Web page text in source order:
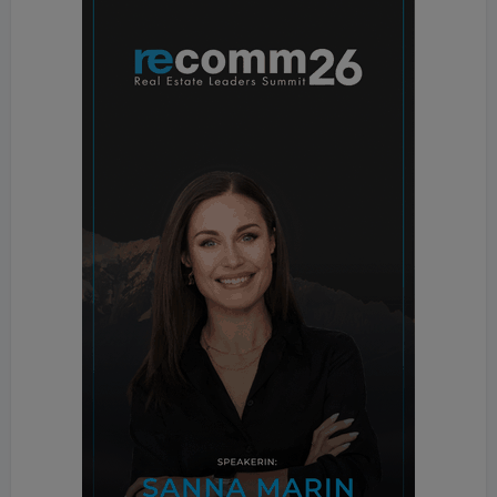
Entwicklung zeigt, dass moderne Klimasysteme
Almir Karagic, Sales Manager Residential bei Daikin
Österreich, und verweist zeitgleich auf den
immensen Aufklärungsbedarf der Endkund:innen.
Kühlbedarf als kritischer Wirtschaftsfaktor
Der steigende Kühlbedarf betrifft längst nicht mehr
nur den privaten Wohnbau, sondern transformiert
den gewerblichen Sektor zu einem zentralen
Wirtschaftsfaktor. Unternehmen investieren
verstärkt in integrierte Klimalösungen, da hohe